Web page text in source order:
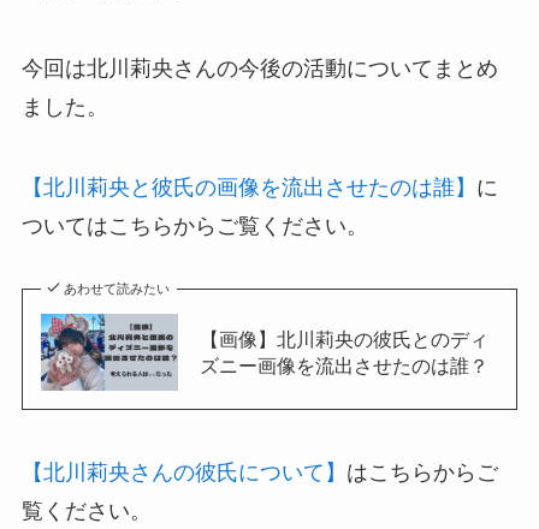
今回は北川莉央さんの今後の活動についてまとめ
ました。
【北川莉央と彼氏の画像を流出させたのは誰】 に
ついてはこちらからご覧ください。
あわせて読みたい
【画像】北川莉央の彼氏とのディ
ズニー画像を流出させたのは誰？
【北川莉央さんの彼氏について】 はこちらからご
覧ください。